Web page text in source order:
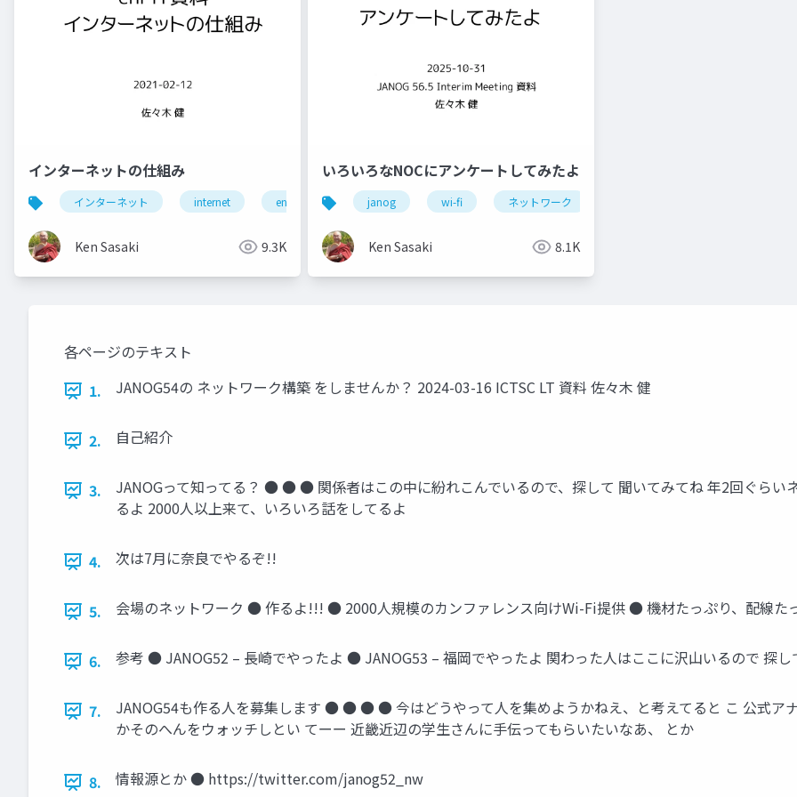
インターネットの仕組み
インターネット internet enpit
Ken Sasaki 9.3K
いろいろなNOCにアンケートしてみたよ
janog wi-fi ネットワーク
Ken Sasaki 8.1K
各ページのテキスト
1.
JANOG54の ネットワーク構築 をしませんか？ 2024-03-16 ICTSC LT 資料 佐々木 健
2. 自己紹介
3.
JANOGって知ってる？ ● ● ● 関係者はこの中に紛れこんでいるので、探して 聞いてみてね 年2回ぐらい
るよ 2000人以上来て、いろいろ話をしてるよ
4. 次は7月に奈良でやるぞ!!
5. 会場のネットワーク ● 作るよ!!! ● 2000人規模のカンファレンス向けWi-Fi提供 ● 機材たっぷり、配線た
6. 参考 ● JANOG52 – 長崎でやったよ ● JANOG53 – 福岡でやったよ 関わった人はここに沢山いるので 探し
7.
JANOG54も作る人を募集します ● ● ● ● 今はどうやって人を集めようかねえ、と考えてると こ 公式ア
かそのへんをウォッチしとい てーー 近畿近辺の学生さんに手伝ってもらいたいなあ、 とか
8. 情報源とか ● https://twitter.com/janog52_nw